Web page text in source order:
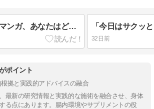
紙のマンガと電子マンガ、あなたはどっち派？｜よしの整骨院《大阪府和泉市》【腰痛/頭痛/交通事故治療/整体/整形外科】
32日前
ポイント
拠と実践的アドバイスの融合
最新の研究情報と実践的な施術を融合させ、身体
る点にあります。腸内環境やサプリメントの役